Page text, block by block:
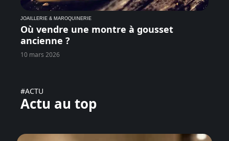
JOAILLERIE & MAROQUINERIE
Où vendre une montre à gousset
ancienne ?
10 mars 2026
#ACTU
Actu au top